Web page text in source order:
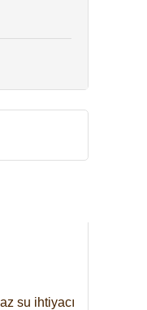
su ihtiyacı